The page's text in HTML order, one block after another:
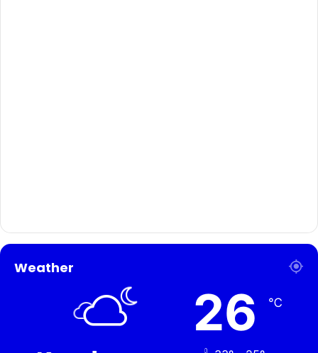
Weather
26 ℃